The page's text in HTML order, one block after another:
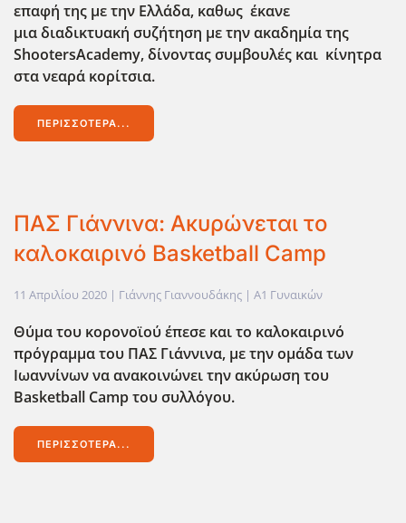
επαφή της με την Ελλάδα, καθως έκανε
μια διαδικτυακή συζήτηση με την ακαδημία της
ShootersAcademy, δίνοντας συμβουλές και κίνητρα
στα νεαρά κορίτσια.
ΠΕΡΙΣΣΌΤΕΡΑ...
ΠΑΣ Γιάννινα: Ακυρώνεται το
καλοκαιρινό Basketball Camp
11 Απριλίου 2020 | Γιάννης Γιαννουδάκης | Α1 Γυναικών
Θύμα του κορονοϊού έπεσε και το καλοκαιρινό
πρόγραμμα του ΠΑΣ Γιάννινα, με την ομάδα των
Ιωαννίνων να ανακοινώνει την ακύρωση του
Basketball Campτου συλλόγου.
ΠΕΡΙΣΣΌΤΕΡΑ...